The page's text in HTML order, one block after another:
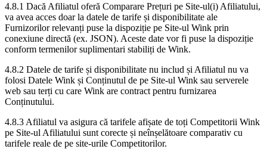
4.8.1 Dacă Afiliatul oferă Comparare Prețuri pe Site-ul(i) Afiliatului,
va avea acces doar la datele de tarife și disponibilitate ale
Furnizorilor relevanți puse la dispoziție pe Site-ul Wink prin
conexiune directă (ex. JSON). Aceste date vor fi puse la dispoziție
conform termenilor suplimentari stabiliți de Wink.
4.8.2 Datele de tarife și disponibilitate nu includ și Afiliatul nu va
folosi Datele Wink și Conținutul de pe Site-ul Wink sau serverele
web sau terți cu care Wink are contract pentru furnizarea
Conținutului.
4.8.3 Afiliatul va asigura că tarifele afișate de toți Competitorii Wink
pe Site-ul Afiliatului sunt corecte și neînșelătoare comparativ cu
tarifele reale de pe site-urile Competitorilor.